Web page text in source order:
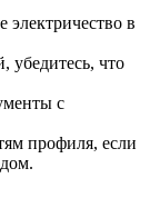
в
убедитесь, что
с
профиля, если